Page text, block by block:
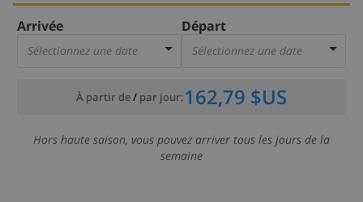
Arrivée
Sélectionnez une date
Départ
Sélectionnez une date
À partir de/ par jour:162,79 $US
Hors haute saison, vous pouvez arriver tous les jours de la
semaine